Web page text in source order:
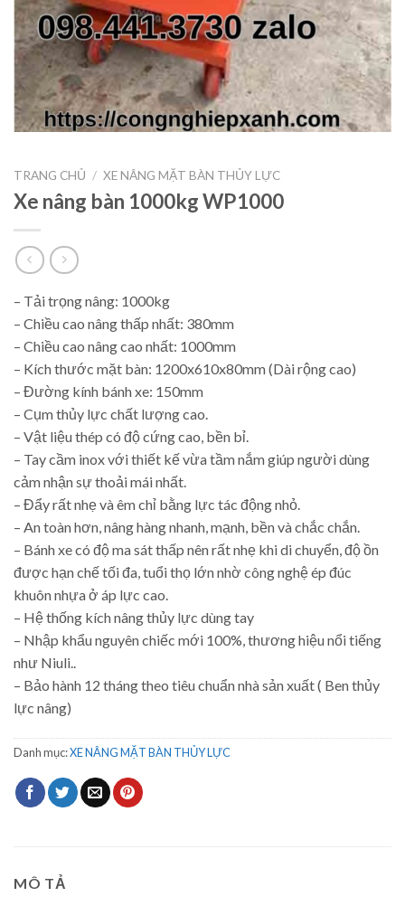
TRANG CHỦ / XE NÂNG MẶT BÀN THỦY LỰC
Xe nâng bàn 1000kg WP1000
– Tải trọng nâng: 1000kg
– Chiều cao nâng thấp nhất: 380mm
– Chiều cao nâng cao nhất: 1000mm
– Kích thước mặt bàn: 1200x610x80mm (Dài rộng cao)
– Đường kính bánh xe: 150mm
– Cụm thủy lực chất lượng cao.
– Vật liệu thép có độ cứng cao, bền bỉ.
– Tay cầm inox với thiết kế vừa tầm nắm giúp người dùng
cảm nhận sự thoải mái nhất.
– Đẩy rất nhẹ và êm chỉ bằng lực tác động nhỏ.
– An toàn hơn, nâng hàng nhanh, mạnh, bền và chắc chắn.
– Bánh xe có độ ma sát thấp nên rất nhẹ khi di chuyển, độ ồn
được hạn chế tối đa, tuổi thọ lớn nhờ công nghệ ép đúc
khuôn nhựa ở áp lực cao.
– Hệ thống kích nâng thủy lực dùng tay
– Nhập khẩu nguyên chiếc mới 100%, thương hiệu nổi tiếng
như Niuli..
– Bảo hành 12 tháng theo tiêu chuẩn nhà sản xuất ( Ben thủy
lực nâng)
Danh mục:XE NÂNG MẶT BÀN THỦY LỰC
MÔ TẢ